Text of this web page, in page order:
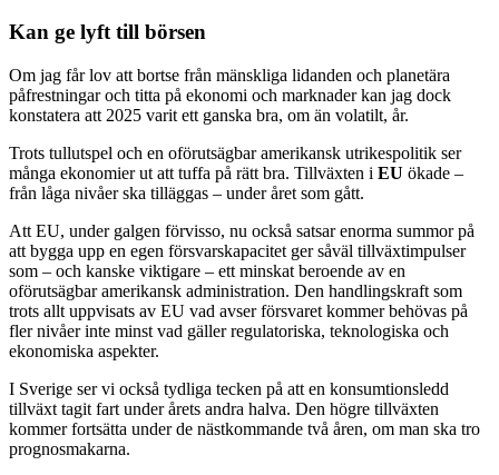
Kan ge lyft till börsen
Om jag får lov att bortse från mänskliga lidanden och planetära
påfrestningar och titta på ekonomi och marknader kan jag dock
konstatera att 2025 varit ett ganska bra, om än volatilt, år.
Trots tullutspel och en oförutsägbar amerikansk utrikespolitik ser
många ekonomier ut att tuffa på rätt bra. Tillväxten i EU ökade –
från låga nivåer ska tilläggas – under året som gått.
Att EU, under galgen förvisso, nu också satsar enorma summor på
att bygga upp en egen försvarskapacitet ger såväl tillväxtimpulser
som – och kanske viktigare – ett minskat beroende av en
oförutsägbar amerikansk administration. Den handlingskraft som
trots allt uppvisats av EU vad avser försvaret kommer behövas på
fler nivåer inte minst vad gäller regulatoriska, teknologiska och
ekonomiska aspekter.
I Sverige ser vi också tydliga tecken på att en konsumtionsledd
tillväxt tagit fart under årets andra halva. Den högre tillväxten
kommer fortsätta under de nästkommande två åren, om man ska tro
prognosmakarna.